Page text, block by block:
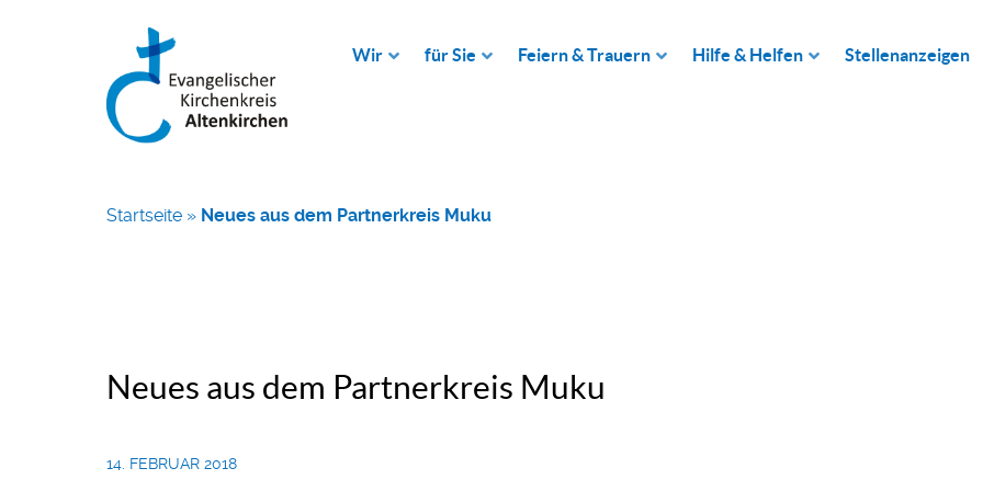
Wir für Sie Feiern & Trauern Hilfe & Helfen Stellenanzeigen
Startseite » Neues aus dem Partnerkreis Muku
Neues aus dem Partnerkreis Muku
14. FEBRUAR 2018